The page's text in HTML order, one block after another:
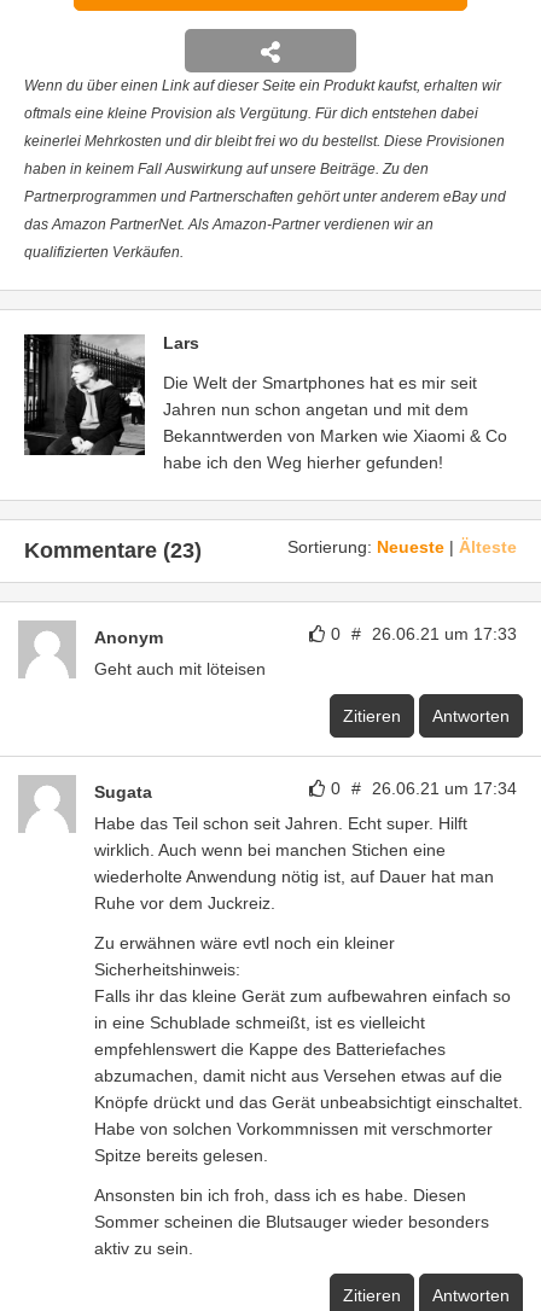
Wenn du über einen Link auf dieser Seite ein Produkt kaufst, erhalten wir
oftmals eine kleine Provision als Vergütung. Für dich entstehen dabei
keinerlei Mehrkosten und dir bleibt frei wo du bestellst. Diese Provisionen
haben in keinem Fall Auswirkung auf unsere Beiträge. Zu den
Partnerprogrammen und Partnerschaften gehört unter anderem eBay und
das Amazon PartnerNet. Als Amazon-Partner verdienen wir an
qualifizierten Verkäufen.
Lars
Die Welt der Smartphones hat es mir seit
Jahren nun schon angetan und mit dem
Bekanntwerden von Marken wie Xiaomi & Co
habe ich den Weg hierher gefunden!
Sortierung: Neueste | Älteste
Kommentare (23)
0 # 26.06.21 um 17:33
Anonym
Geht auch mit löteisen
Zitieren Antworten
0 # 26.06.21 um 17:34
Sugata
Habe das Teil schon seit Jahren. Echt super. Hilft
wirklich. Auch wenn bei manchen Stichen eine
wiederholte Anwendung nötig ist, auf Dauer hat man
Ruhe vor dem Juckreiz.
Zu erwähnen wäre evtl noch ein kleiner
Sicherheitshinweis:
Falls ihr das kleine Gerät zum aufbewahren einfach so
in eine Schublade schmeißt, ist es vielleicht
empfehlenswert die Kappe des Batteriefaches
abzumachen, damit nicht aus Versehen etwas auf die
Knöpfe drückt und das Gerät unbeabsichtigt einschaltet.
Habe von solchen Vorkommnissen mit verschmorter
Spitze bereits gelesen.
Ansonsten bin ich froh, dass ich es habe. Diesen
Sommer scheinen die Blutsauger wieder besonders
aktiv zu sein.
Zitieren Antworten